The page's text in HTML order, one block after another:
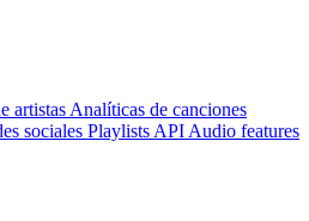
artistas Analíticas de canciones
sociales Playlists API Audio features